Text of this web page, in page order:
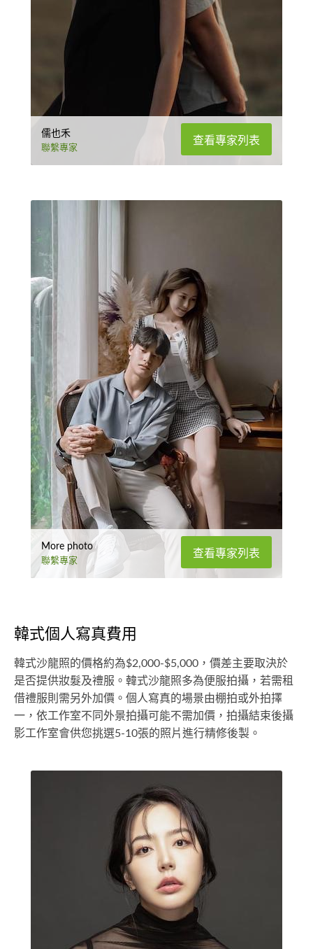
儒也禾
聯繫專家
查看專家列表
More photo
聯繫專家
查看專家列表
韓式個人寫真費用
韓式沙龍照的價格約為$2,000-$5,000，價差主要取決於
是否提供妝髮及禮服。韓式沙龍照多為便服拍攝，若需租
借禮服則需另外加價。個人寫真的場景由棚拍或外拍擇
一，依工作室不同外景拍攝可能不需加價，拍攝結束後攝
影工作室會供您挑選5-10張的照片進行精修後製。